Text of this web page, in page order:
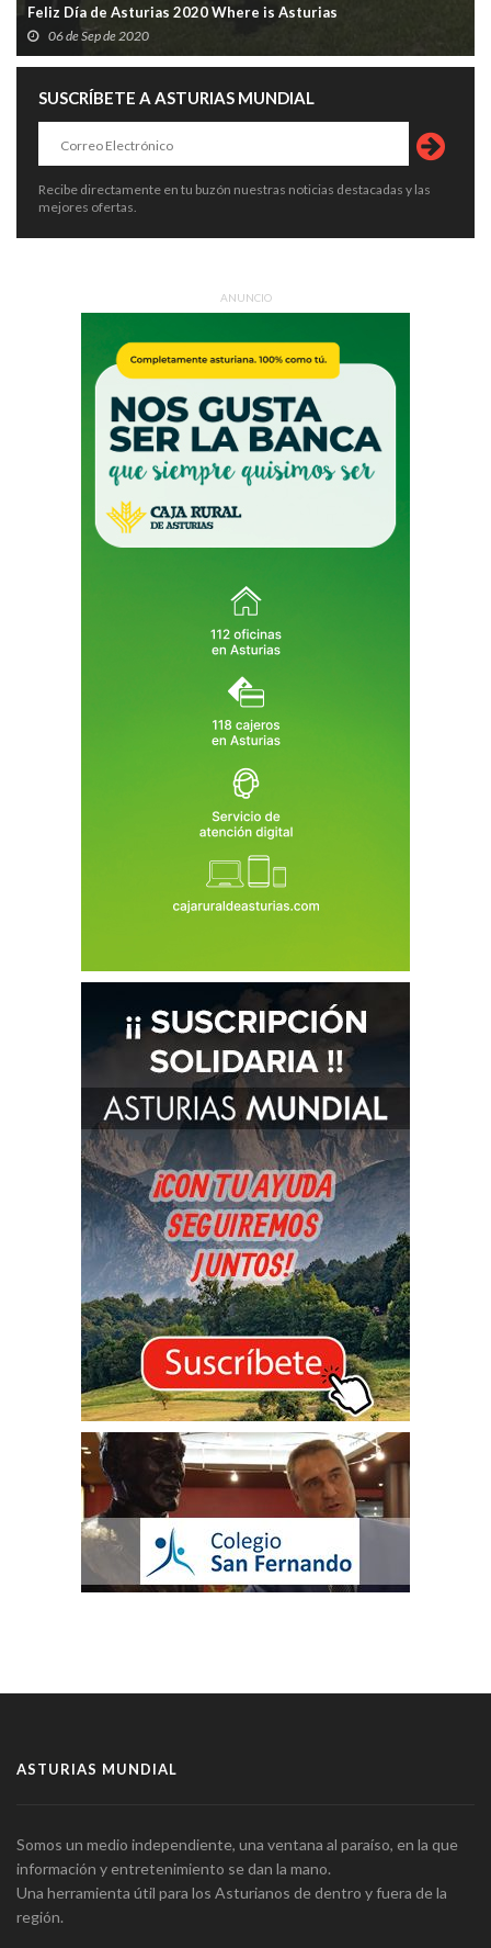
Feliz Día de Asturias 2020 Where is Asturias
06 de Sep de 2020
SUSCRÍBETE A ASTURIAS MUNDIAL
Recibe directamente en tu buzón nuestras noticias destacadas y las
mejores ofertas.
ANUNCIO
ASTURIAS MUNDIAL
Somos un medio independiente, una ventana al paraíso, en la que
información y entretenimiento se dan la mano.
Una herramienta útil para los Asturianos de dentro y fuera de la
región.